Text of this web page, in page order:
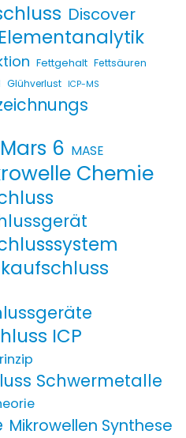
Discover
Elementanalytik
Fettgehalt Fettsäuren
Glühverlust ICP-MS
Mars 6 MASE
Chemie
ICP
Schwermetalle
Mikrowellen Synthese